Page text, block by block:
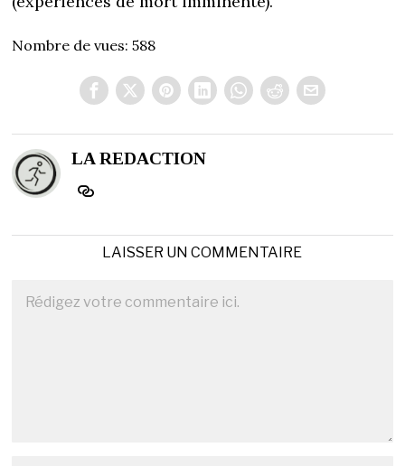
Nombre de vues: 588
LA REDACTION
LAISSER UN COMMENTAIRE